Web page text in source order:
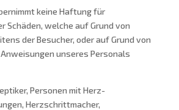
keine Haftung für
Schäden, welche auf Grund von
der Besucher, oder auf Grund von
unseres Personals
Personen mit Herz-
Herzschrittmacher,